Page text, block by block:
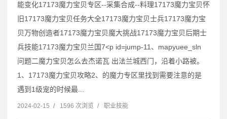
能变化17173魔力宝贝专区--采集合成--料理17173魔力宝贝怀
旧17173魔力宝贝任务大全17173魔力宝贝士兵17173魔力宝
贝万物创造者17173魔力宝贝魔大挑战17173魔力宝贝后期士
兵技能17173魔力宝贝兰国7˂p id=jump-11、mapyuee_sln
问题二魔力宝贝怎么去杰诺瓦 出法兰城西门，沿着小路被。
1、17173魔力宝贝攻略2、的魔力专区里找到需要注意的是
遇到1级宠的时候最...
2024-02-15 / 1596 次浏览 / 职业技能